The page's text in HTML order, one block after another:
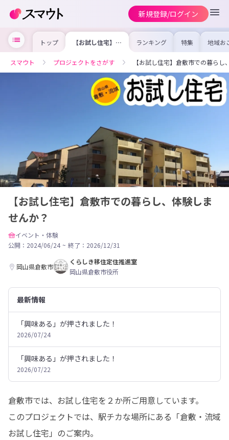
新規登録/ログイン
トップ 【お試し住宅】倉
敷市での暮らし、
ランキング 特集 地域お
の求
を集め
事内容
を比較
合った
けよう
スマウト プロジェクトをさがす 【お試し住宅】倉敷市での暮ら
【お試し住宅】倉敷市での暮らし、体験しま
せんか？
イベント・体験
公開：2024/06/24 ~ 終了：2026/12/31
岡山県倉敷市
くらしき移住定住推進室
岡山県倉敷市役所
最新情報
「興味ある」が押されました！
2026/07/24
「興味ある」が押されました！
2026/07/22
倉敷市では、お試し住宅を２か所ご用意しています。
このプロジェクトでは、駅チカな場所にある「倉敷・流域
お試し住宅」のご案内。